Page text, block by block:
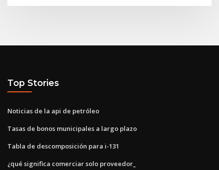
Top Stories
Noticias de la api de petróleo
Tasas de bonos municipales a largo plazo
Tabla de descomposición para i-131
¿qué significa comerciar solo proveedor_